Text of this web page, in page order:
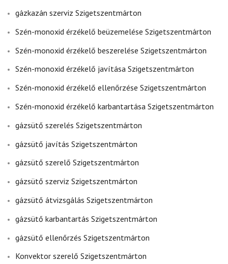
gázkazán szerviz Szigetszentmárton
Szén-monoxid érzékelő beüzemelése Szigetszentmárton
Szén-monoxid érzékelő beszerelése Szigetszentmárton
Szén-monoxid érzékelő javítása Szigetszentmárton
Szén-monoxid érzékelő ellenőrzése Szigetszentmárton
Szén-monoxid érzékelő karbantartása Szigetszentmárton
gázsütő szerelés Szigetszentmárton
gázsütő javítás Szigetszentmárton
gázsütő szerelő Szigetszentmárton
gázsütő szerviz Szigetszentmárton
gázsütő átvizsgálás Szigetszentmárton
gázsütő karbantartás Szigetszentmárton
gázsütő ellenőrzés Szigetszentmárton
Konvektor szerelő Szigetszentmárton